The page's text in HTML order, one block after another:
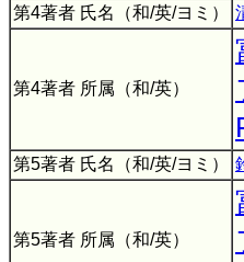
第4著者 氏名（和/英/ヨミ）
第4著者 所属（和/英）
第5著者 氏名（和/英/ヨミ）
第5著者 所属（和/英）